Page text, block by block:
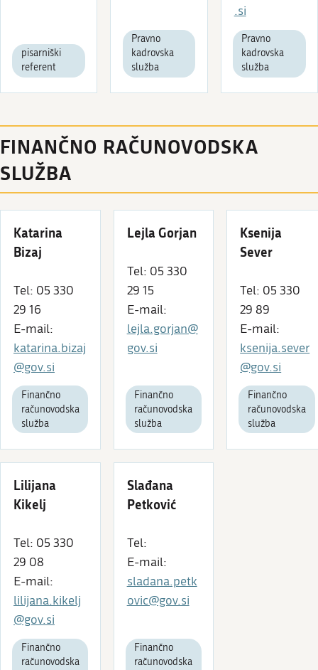
pisarniški
referent
Pravno
kadrovska
služba
.si
Pravno
kadrovska
služba
FINANČNO RAČUNOVODSKA
SLUŽBA
Katarina
Bizaj
Tel: 05 330
29 16
E-mail:
katarina.bizaj
@gov.si
Finančno
računovodska
služba
Lejla Gorjan
Tel: 05 330
29 15
E-mail:
lejla.gorjan@
gov.si
Finančno
računovodska
služba
Ksenija
Sever
Tel: 05 330
29 89
E-mail:
ksenija.sever
@gov.si
Finančno
računovodska
služba
Lilijana
Kikelj
Tel: 05 330
29 08
E-mail:
lilijana.kikelj
@gov.si
Finančno
računovodska
Slađana
Petković
Tel:
E-mail:
sladana.petk
ovic@gov.si
Finančno
računovodska